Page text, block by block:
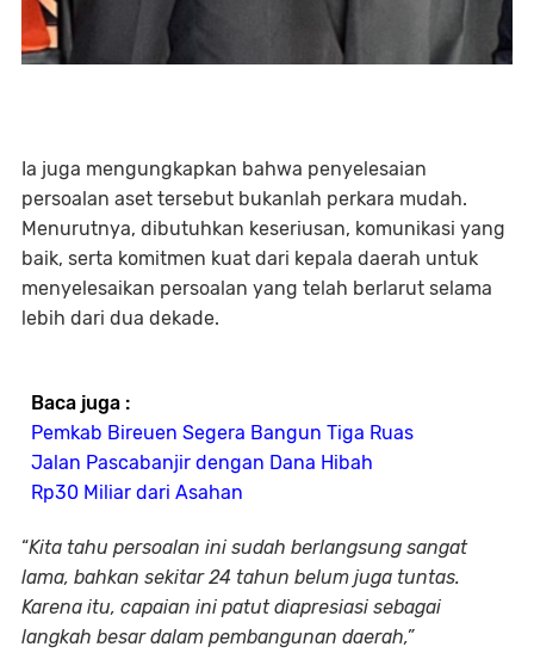
Ia juga mengungkapkan bahwa penyelesaian
persoalan aset tersebut bukanlah perkara mudah.
Menurutnya, dibutuhkan keseriusan, komunikasi yang
baik, serta komitmen kuat dari kepala daerah untuk
menyelesaikan persoalan yang telah berlarut selama
lebih dari dua dekade.
Baca juga :
Pemkab Bireuen Segera Bangun Tiga Ruas
Jalan Pascabanjir dengan Dana Hibah
Rp30 Miliar dari Asahan
“Kita tahu persoalan ini sudah berlangsung sangat
lama, bahkan sekitar 24 tahun belum juga tuntas.
Karena itu, capaian ini patut diapresiasi sebagai
langkah besar dalam pembangunan daerah,”